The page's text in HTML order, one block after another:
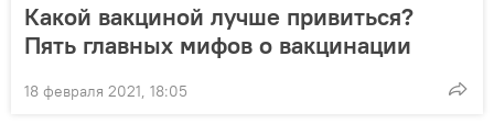
Какой вакциной лучше привиться?
Пять главных мифов о вакцинации
18 февраля 2021, 18:05